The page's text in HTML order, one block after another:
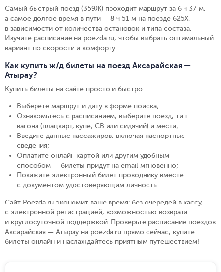
Самый быстрый поезд (359Ж) проходит маршрут за 6 ч 37 м,
а самое долгое время в пути — 8 ч 51 м на поезде 625Х,
в зависимости от количества остановок и типа состава.
Изучите расписание на poezda.ru, чтобы выбрать оптимальный
вариант по скорости и комфорту.
Как купить ж/д билеты на поезд Аксарайская —
Атырау?
Купить билеты на сайте просто и быстро:
Выберете маршрут и дату в форме поиска;
Ознакомьтесь с расписанием, выберите поезд, тип
вагона (плацкарт, купе, СВ или сидячий) и места;
Введите данные пассажиров, включая паспортные
сведения;
Оплатите онлайн картой или другим удобным
способом — билеты придут на email мгновенно;
Покажите электронный билет проводнику вместе
с документом удостоверяющим личность.
Сайт Poezda.ru экономит ваше время: без очередей в кассу,
с электронной регистрацией, возможностью возврата
и круглосуточной поддержкой. Проверьте расписание поездов
Аксарайская — Атырау на poezda.ru прямо сейчас, купите
билеты онлайн и наслаждайтесь приятным путешествием!